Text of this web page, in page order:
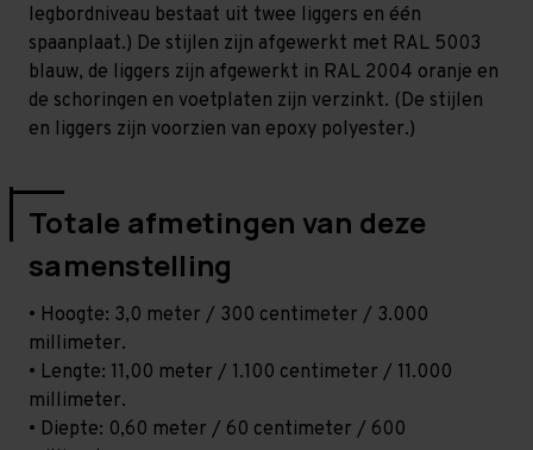
legbordniveau bestaat uit twee liggers en één
spaanplaat.) De stijlen zijn afgewerkt met RAL 5003
blauw, de liggers zijn afgewerkt in RAL 2004 oranje en
de schoringen en voetplaten zijn verzinkt. (De stijlen
en liggers zijn voorzien van epoxy polyester.)
Totale afmetingen van deze
samenstelling
• Hoogte: 3,0 meter / 300 centimeter / 3.000
millimeter.
• Lengte: 11,00 meter / 1.100 centimeter / 11.000
millimeter.
• Diepte: 0,60 meter / 60 centimeter / 600